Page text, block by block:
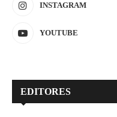
INSTAGRAM
YOUTUBE
EDITORES